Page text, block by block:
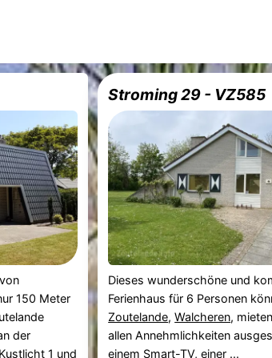
150 Meter
der
1 und
Stroming 29 - VZ585
Dieses wunderschöne und
Ferienhaus für 6 Personen
Zoutelande,Walcheren,
allen Annehmlichkeiten
einem Smart-TV, einer ...